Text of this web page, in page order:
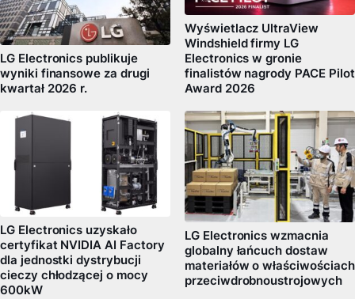
LG Electronics publikuje
wyniki finansowe za drugi
kwartał 2026 r.
Wyświetlacz UltraView
Windshield firmy LG
Electronics w gronie
finalistów nagrody PACE Pilot
Award 2026
LG Electronics uzyskało
certyfikat NVIDIA AI Factory
dla jednostki dystrybucji
cieczy chłodzącej o mocy
600kW
LG Electronics wzmacnia
globalny łańcuch dostaw
materiałów o właściwościach
przeciwdrobnoustrojowych